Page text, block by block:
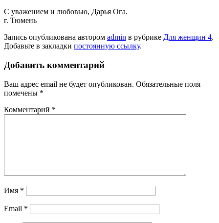
С уважением и любовью, Дарья Ога.
г. Тюмень
Запись опубликована автором admin в рубрике Для женщин 4.
Добавьте в закладки постоянную ссылку.
Добавить комментарий
Ваш адрес email не будет опубликован. Обязательные поля
помечены *
Комментарий *
Имя *
Email *